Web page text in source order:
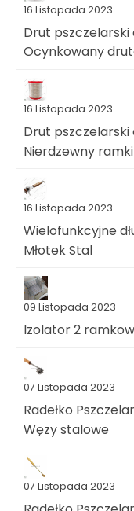
16 Listopada 2023
Drut pszczelarski
Ocynkowany
16 Listopada 2023
Drut pszczelarski
Nierdzewny
16 Listopada 2023
Wielofunkcyjne
Młotek Stal
09 Listopada 2023
Izolator 2
07 Listopada 2023
Radełko
Węzy stalowe
07 Listopada 2023